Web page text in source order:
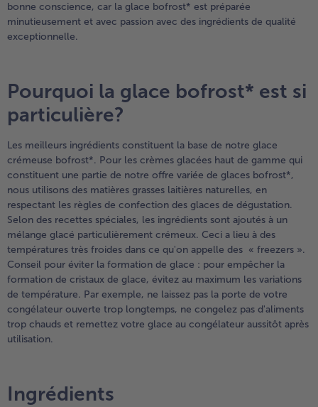
bonne conscience, car la glace bofrost* est préparée
minutieusement et avec passion avec des ingrédients de qualité
exceptionnelle.
Pourquoi la glace bofrost* est si
particulière?
Les meilleurs ingrédients constituent la base de notre glace
crémeuse bofrost*. Pour les crèmes glacées haut de gamme qui
constituent une partie de notre offre variée de glaces bofrost*,
nous utilisons des matières grasses laitières naturelles, en
respectant les règles de confection des glaces de dégustation.
Selon des recettes spéciales, les ingrédients sont ajoutés à un
mélange glacé particulièrement crémeux. Ceci a lieu à des
températures très froides dans ce qu'on appelle des « freezers ».
Conseil pour éviter la formation de glace : pour empêcher la
formation de cristaux de glace, évitez au maximum les variations
de température. Par exemple, ne laissez pas la porte de votre
congélateur ouverte trop longtemps, ne congelez pas d'aliments
trop chauds et remettez votre glace au congélateur aussitôt après
utilisation.
Ingrédients